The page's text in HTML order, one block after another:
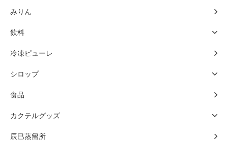
みりん
飲料
冷凍ピューレ
シロップ
食品
カクテルグッズ
辰巳蒸留所